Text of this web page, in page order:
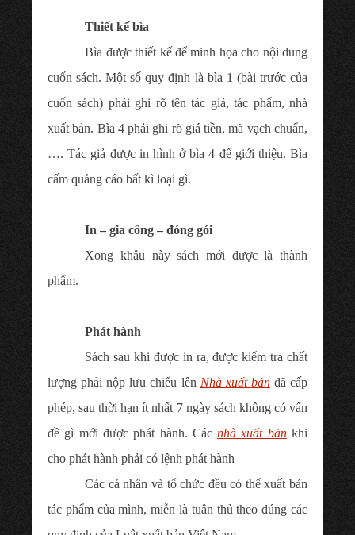
Thiết kế bìa
Bìa được thiết kế để minh họa cho nội dung
cuốn sách. Một số quy định là bìa 1 (bài trước của
cuốn sách) phải ghi rõ tên tác giả, tác phẩm, nhà
xuất bản. Bìa 4 phải ghi rõ giá tiền, mã vạch chuẩn,
…. Tác giả được in hình ở bìa 4 để giới thiệu. Bìa
cấm quảng cáo bất kì loại gì.
In – gia công – đóng gói
Xong khâu này sách mới được là thành
phẩm.
Phát hành
Sách sau khi được in ra, được kiểm tra chất
lượng phải nộp lưu chiểu lên Nhà xuất bản đã cấp
phép, sau thời hạn ít nhất 7 ngày sách không có vấn
đề gì mới được phát hành. Cácnhà xuất bảnkhi
cho phát hành phải có lệnh phát hành
Các cá nhân và tổ chức đều có thể xuất bản
tác phẩm của mình, miễn là tuân thủ theo đúng các